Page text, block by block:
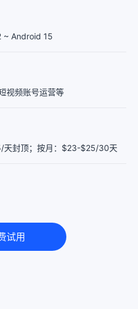
~ Android 15
视频账号运营等
天封顶；按月：$23-$25/30天
试用